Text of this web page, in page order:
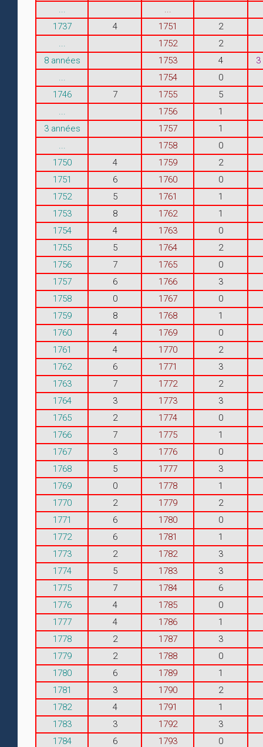
1737
4 1751
2
1752
2
8 années
1753 4
1754
0
1746
7 1755
5
1756
1
3 années
1757
1
1758
0
1750
4 1759
2
1751
6 1760
0
1752
5 1761
1
1753
8 1762
1
1754
4 1763
0
1755
5 1764
2
1756
7 1765
0
1757
6 1766
3
1758
0 1767
0
1759
8 1768
1
1760
4 1769
0
1761
4 1770
2
1762
6 1771
3
1763
7 1772
2
1764
3 1773
3
1765
2 1774
0
1766
7 1775
1
1767
3 1776
0
1768
5 1777
3
1769
0 1778
1
1770
2 1779
2
1771
6 1780
0
1772
6 1781
1
1773
2 1782
3
1774
5 1783
3
1775
7 1784
6
1776
4 1785
0
1777
4 1786
1
1778
2 1787
3
1779
2 1788
0
1780
6 1789
1
1781
3 1790
2
1782
4 1791
1
1783
3 1792
3
1784
6 1793
0